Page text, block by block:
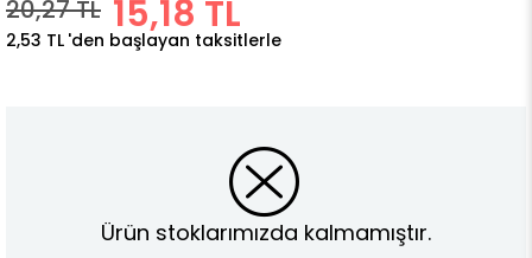
20,27 TL 15,18 TL
2,53 TL 'den başlayan taksitlerle
Ürün stoklarımızda kalmamıştır.